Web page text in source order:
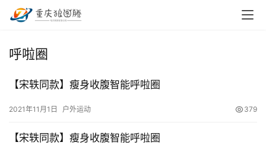
呼啦圈
【宋轶同款】瘦身收腹智能呼啦圈
2021年11月1日 户外运动 379
【宋轶同款】瘦身收腹智能呼啦圈